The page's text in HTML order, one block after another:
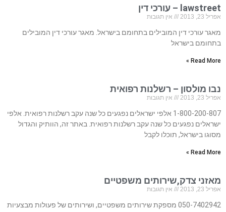
lawstreet – עורכי דין
אפריל 23, 2013 אין תגובות
מאגר עורכי דין המובילים בתחומם בישראל. מאגר עורכי דין המובילים
בתחומם בישראל
Read More »
נבו מולסון – רשלנות רפואית
אפריל 23, 2013 אין תגובות
1-800-200-807 אלפי ישראלים נפגעים כל שנה עקב רשלנות רפואית. אלפי
ישראלים נפגעים כל שנה עקב רשלנות רפואית. באתר זה, הוותיק והגדול
מסוגו בישראל, תוכלו לקבל
Read More »
מאזני צדק,שירותים משפטיים
אפריל 23, 2013 אין תגובות
050-7402942 מספקת שירותים משפטיים, ושירותים של פעולות מבצעיות